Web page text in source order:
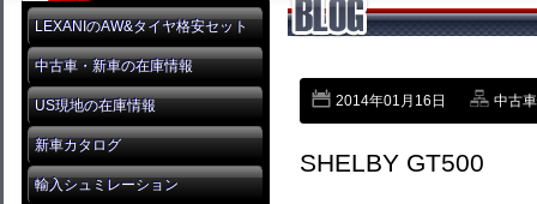
LEXANIのAW&タイヤ格安セット
中古車・新車の在庫情報
US現地の在庫情報
新車カタログ
輸入シュミレーション
2014年01月16日 中古
SHELBY GT500